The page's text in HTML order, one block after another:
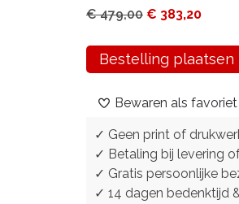
€479,00 € 383,20
Bestelling plaatsen
Bewaren als favoriet
✓ Geen print of
✓ Betaling bij levering
✓ Gratis persoonlijke
✓ 14 dagen bedenktijd